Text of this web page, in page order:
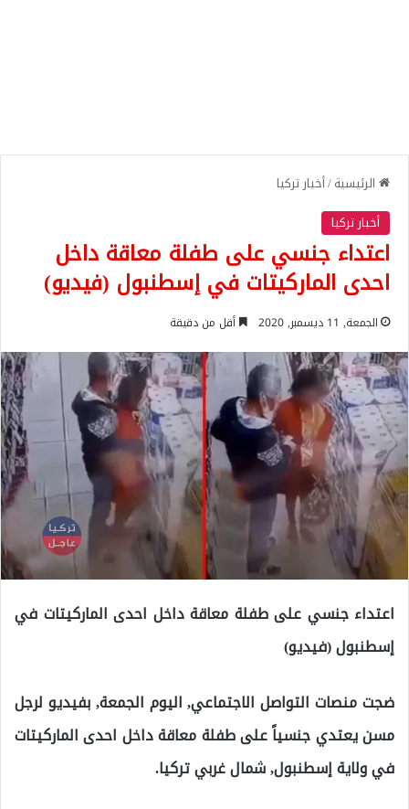
الرئيسية/أخبار تركيا
أخبار تركيا
اعتداء جنسي على طفلة معاقة داخل
احدى الماركيتات في إسطنبول (فيديو)
الجمعة, 11 ديسمبر, 2020 أقل من دقيقة
اعتداء جنسي على طفلة معاقة داخل احدى الماركيتات في
إسطنبول (فيديو)
ضجت منصات التواصل الاجتماعي, اليوم الجمعة, بفيديو لرجل
مسن يعتدي جنسياً على طفلة معاقة داخل احدى الماركيتات
في ولاية إسطنبول, شمال غربي تركيا.